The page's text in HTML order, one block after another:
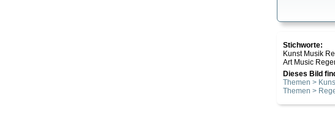
Stichworte:
Kunst Musik
Art Music
Dieses Bild
Themen >
Themen >